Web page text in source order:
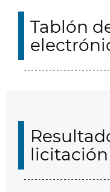
Tablón
licitación